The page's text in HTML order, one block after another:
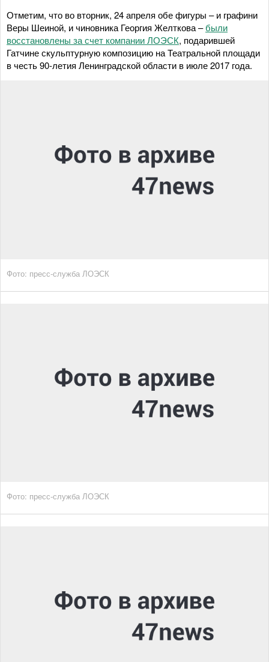
Отметим, что во вторник, 24 апреля обе фигуры – и графини
Веры Шеиной, и чиновника Георгия Желткова –были
восстановлены за счет компании ЛОЭСК, подарившей
Гатчине скульптурную композицию на Театральной площади
в честь 90-летия Ленинградской области в июле 2017 года.
Фото: пресс-служба ЛОЭСК
Фото: пресс-служба ЛОЭСК